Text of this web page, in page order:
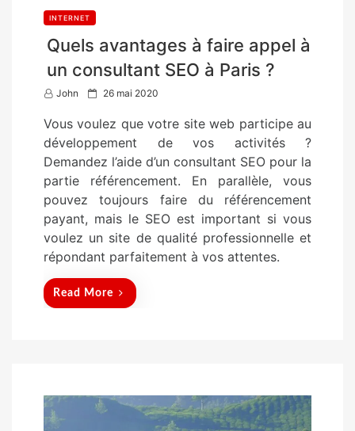
INTERNET
Quels avantages à faire appel à
un consultant SEO à Paris ?
John
P
s
t
e
d
o
n
26 mai 2020
Vous voulez que votre site web participe au
développement de vos activités ?
Demandez l’aide d’un consultant SEO pour la
partie référencement. En parallèle, vous
pouvez toujours faire du référencement
payant, mais le SEO est important si vous
voulez un site de qualité professionnelle et
répondant parfaitement à vos attentes.
Read More